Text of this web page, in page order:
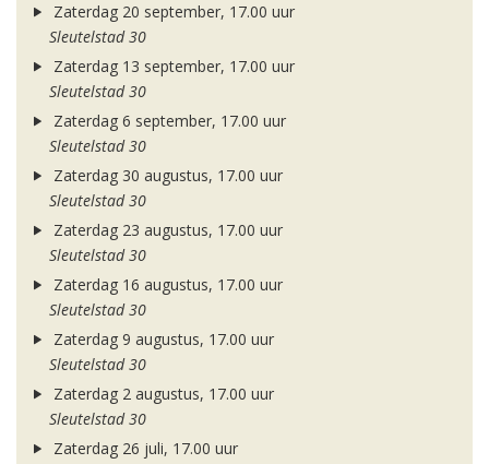
Zaterdag 20 september, 17.00 uur
Sleutelstad 30
Zaterdag 13 september, 17.00 uur
Sleutelstad 30
Zaterdag 6 september, 17.00 uur
Sleutelstad 30
Zaterdag 30 augustus, 17.00 uur
Sleutelstad 30
Zaterdag 23 augustus, 17.00 uur
Sleutelstad 30
Zaterdag 16 augustus, 17.00 uur
Sleutelstad 30
Zaterdag 9 augustus, 17.00 uur
Sleutelstad 30
Zaterdag 2 augustus, 17.00 uur
Sleutelstad 30
Zaterdag 26 juli, 17.00 uur